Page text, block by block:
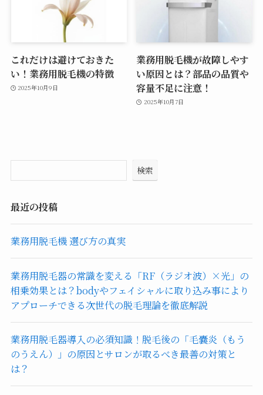
これだけは避けておきた
い！業務用脱毛機の特徴
2025年10月9日
業務用脱毛機が故障しやす
い原因とは？部品の品質や
容量不足に注意！
2025年10月7日
検索
最近の投稿
業務用脱毛機 選び方の真実
業務用脱毛器の常識を変える「RF（ラジオ波）×光」の
相乗効果とは？bodyやフェイシャルに取り込み事により
アプローチできる次世代の脱毛理論を徹底解説
業務用脱毛器導入の必須知識！脱毛後の「毛嚢炎（もう
のうえん）」の原因とサロンが取るべき最善の対策と
は？